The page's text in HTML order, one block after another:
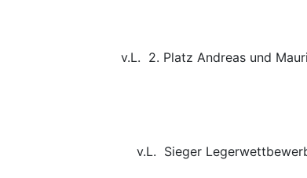
v.L. 2. Platz Andreas und
v.L. Sieger